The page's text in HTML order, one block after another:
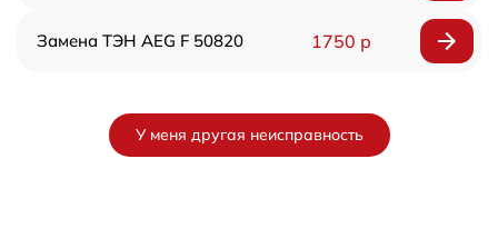
Замена ТЭН AEG F 50820 1750 р
У меня другая неисправность